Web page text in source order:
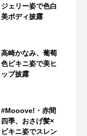
ジェリー姿で色白
美ボディ披露
高崎かなみ、葡萄
色ビキニ姿で美ヒ
ップ披露
#Mooove!・赤間
四季、おさげ髪×
ビキニ姿でスレン